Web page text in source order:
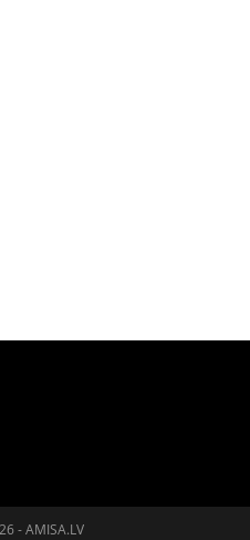
- AMISA.LV